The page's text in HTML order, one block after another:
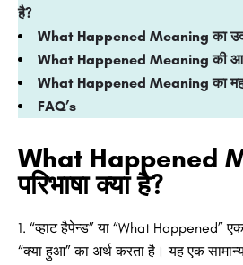
है?
What Happened Meaning का
What Happened Meaning की
What Happened Meaning का
FAQ’s
What Happened
परिभाषा क्या है?
“व्हाट हैपेन्ड” या “What Happened”
“क्या हुआ” का अर्थ करता है। यह एक